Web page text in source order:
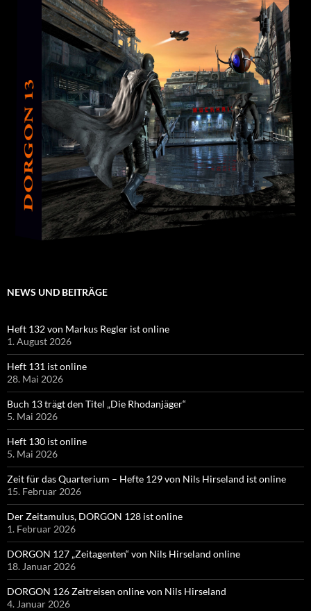
NEWS UND BEITRÄGE
Heft 132 von Markus Regler ist online
1. August 2026
Heft 131 ist online
28. Mai 2026
Buch 13 trägt den Titel „Die Rhodanjäger“
5. Mai 2026
Heft 130 ist online
5. Mai 2026
Zeit für das Quarterium – Hefte 129 von Nils Hirseland ist online
15. Februar 2026
Der Zeitamulus, DORGON 128 ist online
1. Februar 2026
DORGON 127 „Zeitagenten“ von Nils Hirseland online
18. Januar 2026
DORGON 126 Zeitreisen online von Nils Hirseland
4. Januar 2026